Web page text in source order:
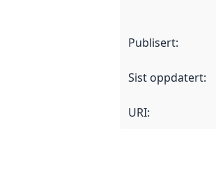
Publisert:
Sist oppdatert:
URI: